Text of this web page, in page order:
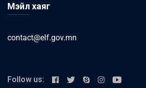
Мэйл хаяг
contact@elf.gov.mn
Follow us: